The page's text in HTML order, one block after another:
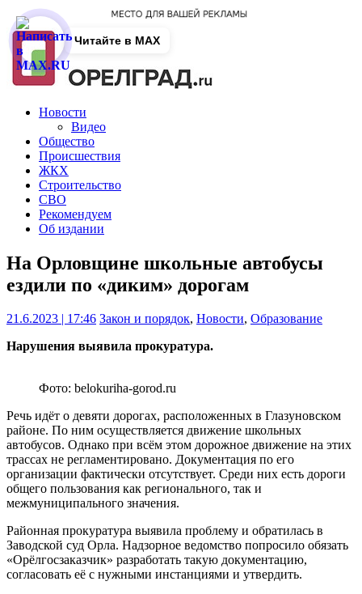
Новости
Видео
Общество
Происшествия
ЖКХ
Строительство
СВО
Рекомендуем
Об издании
На Орловщине школьные автобусы
ездили по «диким» дорогам
21.6.2023 | 17:46 Закон и порядок, Новости, Образование
Нарушения выявила прокуратура.
Фото: belokuriha-gorod.ru
Речь идёт о девяти дорогах, расположенных в Глазуновском
районе. По ним осуществляется движение школьных
автобусов. Однако при всём этом дорожное движение на этих
трассах не регламентировано. Документация по его
организации фактически отсутствует. Среди них есть дороги
общего пользования как регионального, так и
межмуниципального значения.
Районная прокуратура выявила проблему и обратилась в
Заводской суд Орла. Надзорное ведомство попросило обязать
«Орёлгосзаказчик» разработать такую документацию,
согласовать её с нужными инстанциями и утвердить.
Читайте в MAX